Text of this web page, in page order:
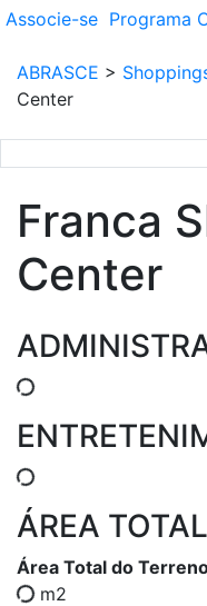
Associe-se Programa
ABRASCE >
Center
Franca
Center
ÁREA
Área Total do
m2